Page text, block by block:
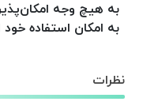
به هیچ وجه
به امکان استفاده
نظرات